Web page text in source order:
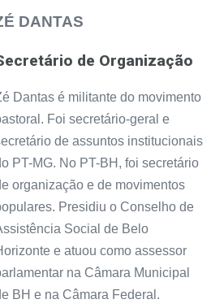
DANTAS
de Organização
Dantas é militante do movimento
Foi secretário-geral e
de assuntos institucionais
PT-MG. No PT-BH, foi secretário
organização e de movimentos
Presidiu o Conselho de
Social de Belo
e atuou como assessor
na Câmara Municipal
BH e na Câmara Federal.